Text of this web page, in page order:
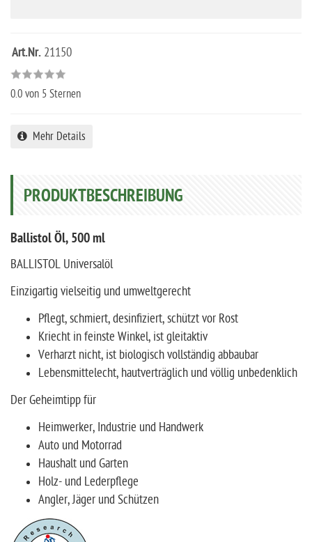
Art.Nr. 21150
0.0 von 5 Sternen
Mehr Details
PRODUKTBESCHREIBUNG
Ballistol Öl, 500 ml
BALLISTOL Universalöl
Einzigartig vielseitig und umweltgerecht
Pflegt, schmiert, desinfiziert, schützt vor Rost
Kriecht in feinste Winkel, ist gleitaktiv
Verharzt nicht, ist biologisch vollständig abbaubar
Lebensmittelecht, hautverträglich und völlig unbedenklich
Der Geheimtipp für
Heimwerker, Industrie und Handwerk
Auto und Motorrad
Haushalt und Garten
Holz- und Lederpflege
Angler, Jäger und Schützen